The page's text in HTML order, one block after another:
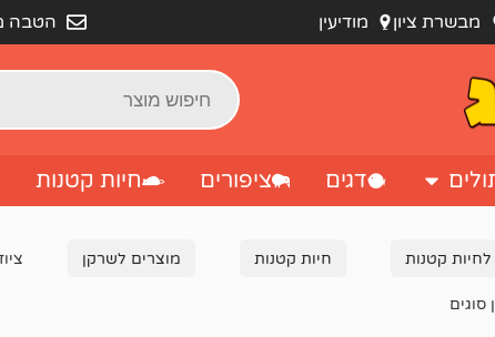
מבשרת ציון מודיעין הטבה
דגים ציפורים חיות קטנות
קטנות חיות קטנות מוצרים לשרקן
סוגים